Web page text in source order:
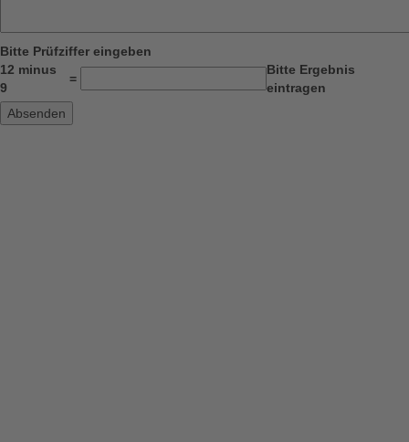
Bitte Prüfziffer eingeben
12 minus
9
=
Bitte Ergebnis
eintragen
Absenden